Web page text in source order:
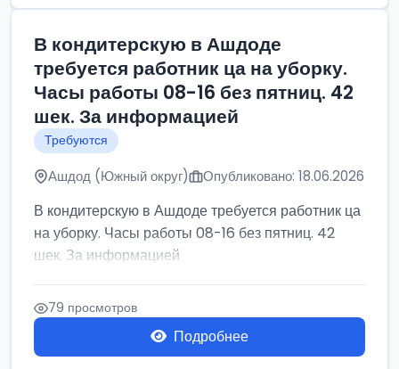
В кондитерскую в Ашдоде
требуется работник ца на уборку.
Часы работы 08-16 без пятниц. 42
шек. За информацией
Требуются
Ашдод (Южный округ) Опубликовано: 18.06.2026
В кондитерскую в Ашдоде требуется работник ца
на уборку. Часы работы 08-16 без пятниц. 42
шек. За информацией
79 просмотров
Подробнее